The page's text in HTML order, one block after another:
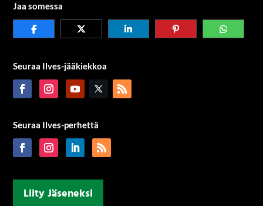
Jaa somessa
Seuraa Ilves-jääkiekkoa
Seuraa Ilves-perhettä
Liity Jäseneksi